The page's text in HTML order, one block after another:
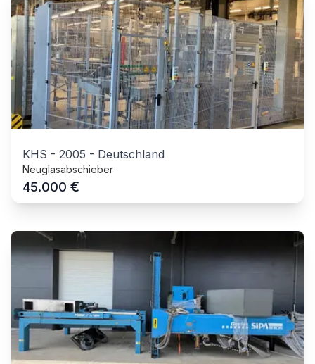
KHS - 2005 - Deutschland
Neuglasabschieber
45.000 €